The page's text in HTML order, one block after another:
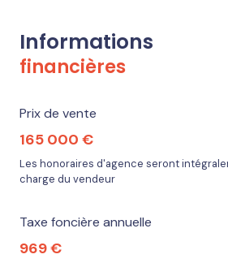
Informations
financières
Prix de vente
165 000 €
Les honoraires d'agence seront
charge du vendeur
Taxe foncière annuelle
969 €